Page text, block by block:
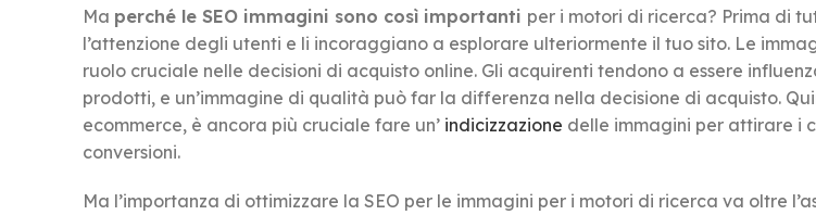
Ma perché le SEO immagini sono così importanti per i motori di ricerca? Prima di
l’attenzione degli utenti e li incoraggiano a esplorare ulteriormente il tuo sito. Le
ruolo cruciale nelle decisioni di acquisto online. Gli acquirenti tendono a essere
prodotti, e un’immagine di qualità può far la differenza nella decisione di acquisto.
ecommerce, è ancora più cruciale fare un’ indicizzazione delle immagini per attirare i
conversioni.
Ma l’importanza di ottimizzare la SEO per le immagini per i motori di ricerca va oltre